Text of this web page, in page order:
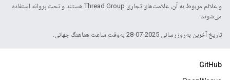
و علائم مربوط به آن، علامت‌های تجاری Thread Group هستند و تحت پروانه استفاده
می‌شوند.
تاریخ آخرین به‌روزرسانی 2025-07-28 به‌وقت ساعت هماهنگ جهانی.
GitHub